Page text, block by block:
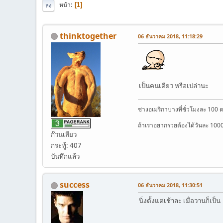
ลง หน้า 1
thinktogether
ก๊วนเสียว
กระทู้: 407
บันทึกแล้ว
06 ธันวาคม 2018, 11:18:29
เป็นคนเดียว หรือเปล่านะ
ช่างอเมริกาบางที่ชั่วโมงละ 100
ถ้าเราอยากรวยต้องได้วันละ
success 06 ธันวาคม 2018, 11:30:51
นิ่งตั้งแต่เช้าละ เมื่อวานก็เป็น